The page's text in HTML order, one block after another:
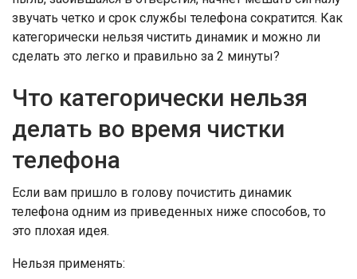
звучать четко и срок службы телефона сократится. Как
категорически нельзя чистить динамик и можно ли
сделать это легко и правильно за 2 минуты?
Что категорически нельзя
делать во время чистки
телефона
Если вам пришло в голову почистить динамик
телефона одним из приведенных ниже способов, то
это плохая идея.
Нельзя применять: